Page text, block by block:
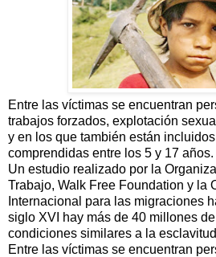
Entre las víctimas se encuentran
trabajos forzados, explotación
y en los que también están
comprendidas entre los 5 y 17 años.
Un estudio realizado por la
Trabajo, Walk Free Foundation y la
Internacional para las migraciones
siglo XVI hay más de 40 millones
condiciones similares a la
Entre las víctimas se encuentran